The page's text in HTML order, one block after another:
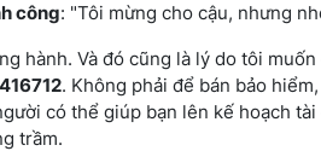
công: "Tôi mừng cho cậu, nhưng
hành. Và đó cũng là lý do tôi
. Không phải để bán bảo
có thể giúp bạn lên kế hoạch
trầm.